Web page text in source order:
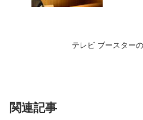
テレビ ブースター
関連記事